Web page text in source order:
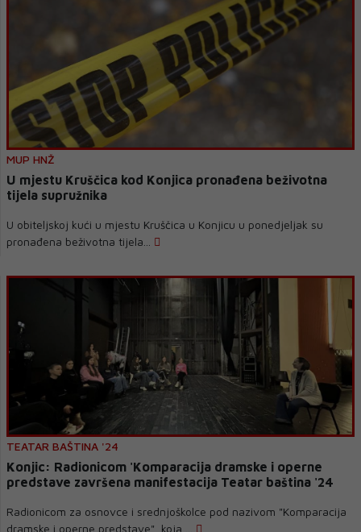
MUP HNŽ
U mjestu Kruščica kod Konjica pronađena beživotna
tijela supružnika
U obiteljskoj kući u mjestu Kruščica u Konjicu u ponedjeljak su
pronađena beživotna tijela...
TEATAR BAŠTINA '24
Konjic: Radionicom 'Komparacija dramske i operne
predstave završena manifestacija Teatar baština '24
Radionicom za osnovce i srednjoškolce pod nazivom "Komparacija
dramske i operne predstave", koja ...